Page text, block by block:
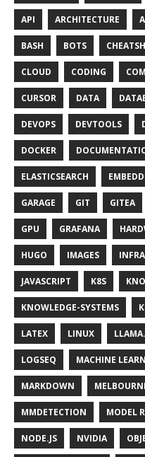
API ARCHITECTURE
BASH BOTS
CLOUD CODING
CURSOR DATA
DEVOPS DEVTOOLS
DOCKER
ELASTICSEARCH
GARAGE GIT GITEA
GPU GRAFANA
HUGO IMAGES
JAVASCRIPT K8S
KNOWLEDGE-SYSTEMS
LATEX LINUX
LOGSEQ MACHINE
MARKDOWN
MMDETECTION MODEL
NODE.JS NVIDIA